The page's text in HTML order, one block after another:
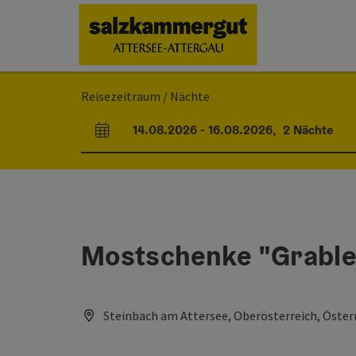
[0]
Zur Navigation[1]
Zum Seitenanfang
Zum Impressum [5]
Zu den Hinweisen zur Bedienung der Website
[7]
Reisezeitraum / Nächte
An- und Abreisefelder
14.08.2026- 16.08.2026, 2 Nächte
Mostschenke
Steinbach am Attersee, Oberösterreich,